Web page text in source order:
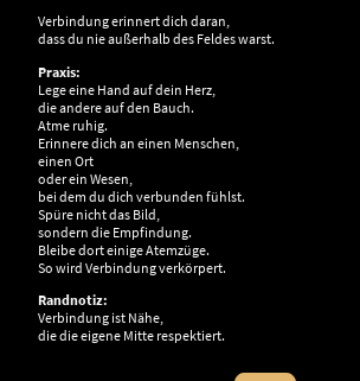
Verbindung erinnert dich daran,
dass du nie außerhalb des Feldes warst.
Praxis:
Lege eine Hand auf dein Herz,
die andere auf den Bauch.
Atme ruhig.
Erinnere dich an einen Menschen,
einen Ort
oder ein Wesen,
bei dem du dich verbunden fühlst.
Spüre nicht das Bild,
sondern die Empfindung.
Bleibe dort einige Atemzüge.
So wird Verbindung verkörpert.
Randnotiz:
Verbindung ist Nähe,
die die eigene Mitte respektiert.